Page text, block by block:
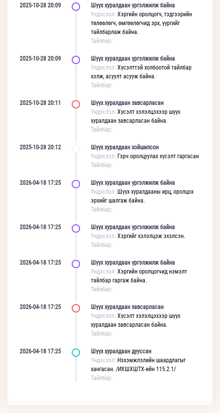
2025-10-28 20:09
Шүүх хуралдаан үргэлжилж байна
Үндэслэл: Хэргийн оролцогч, тэдгээрийн
төлөөлөгч, өмгөөлөгчид эрх, үүргийг
тайлбарлаж байна.
Тайлбар:
2025-10-28 20:09
Шүүх хуралдаан үргэлжилж байна
Үндэслэл: Хүсэлттэй холбоотой тайлбар
хэлж, асуулт асууж байна.
Тайлбар:
2025-10-28 20:11
Шүүх хуралдаан завсарласан
Үндэслэл: Хүсэлт хэлэлцэхээр шүүх
хуралдаан завсарласан байна.
Тайлбар:
2025-10-28 20:12
Шүүх хуралдаан хойшилсон
Үндэслэл: Гэрч оролцуулах хүсэлт гаргасан
Тайлбар:
2026-04-18 17:25
Шүүх хуралдаан үргэлжилж байна
Үндэслэл: Шүүх хуралдааны ирц, оролцох
эрхийг шалгаж байна.
Тайлбар:
2026-04-18 17:25
Шүүх хуралдаан үргэлжилж байна
Үндэслэл: Хэргийг хэлэлцэж эхэлсэн.
Тайлбар:
2026-04-18 17:25
Шүүх хуралдаан үргэлжилж байна
Үндэслэл: Хэргийн оролцогчид нэмэлт
тайлбар гаргаж байна.
Тайлбар:
2026-04-18 17:25
Шүүх хуралдаан завсарласан
Үндэслэл: Хүсэлт хэлэлцэхээр шүүх
хуралдаан завсарласан байна.
Тайлбар:
2026-04-18 17:25
Шүүх хуралдаан дууссан
Үндэслэл: Нэхэмжлэлийн шаардлагыг
хангасан. /ИХШХШТХ-ийн 115.2.1/
Тайлбар: